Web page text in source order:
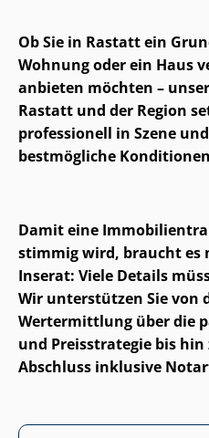
Ob Sie in Rastatt ein
Wohnung oder ein Haus
anbieten möchten –
Rastatt und der Region
professionell in Szene
bestmögliche
Damit eine
stimmig wird, braucht es
Inserat: Viele Details
Wir unterstützen Sie von
Wertermittlung über die
und Preisstrategie bis
Abschluss inklusive